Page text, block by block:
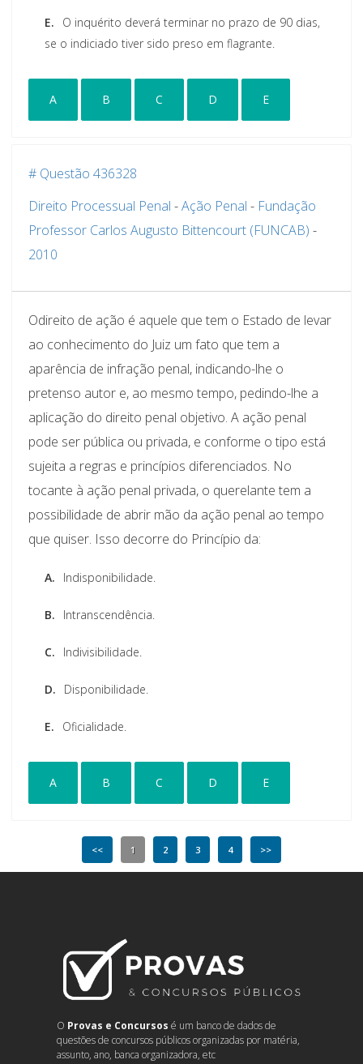
E.
O inquérito deverá terminar no prazo de 90 dias,
se o indiciado tiver sido preso em flagrante.
A B C D E
# Questão 436328
Direito Processual Penal -Ação Penal - Fundação
Professor Carlos Augusto Bittencourt (FUNCAB) -
2010
Odireito de ação é aquele que tem o Estado de levar
ao conhecimento do Juiz um fato que tem a
aparência de infração penal, indicando-lhe o
pretenso autor e, ao mesmo tempo, pedindo-lhe a
aplicação do direito penal objetivo. A ação penal
pode ser pública ou privada, e conforme o tipo está
sujeita a regras e princípios diferenciados. No
tocante à ação penal privada, o querelante tem a
possibilidade de abrir mão da ação penal ao tempo
que quiser. Isso decorre do Princípio da:
A. Indisponibilidade.
B. Intranscendência.
C. Indivisibilidade.
D. Disponibilidade.
E. Oficialidade.
A B C D E
<< 1 2 3 4 >>
O Provas e Concursos é um banco de dados de
questões de concursos públicos organizadas por matéria,
assunto, ano, banca organizadora, etc